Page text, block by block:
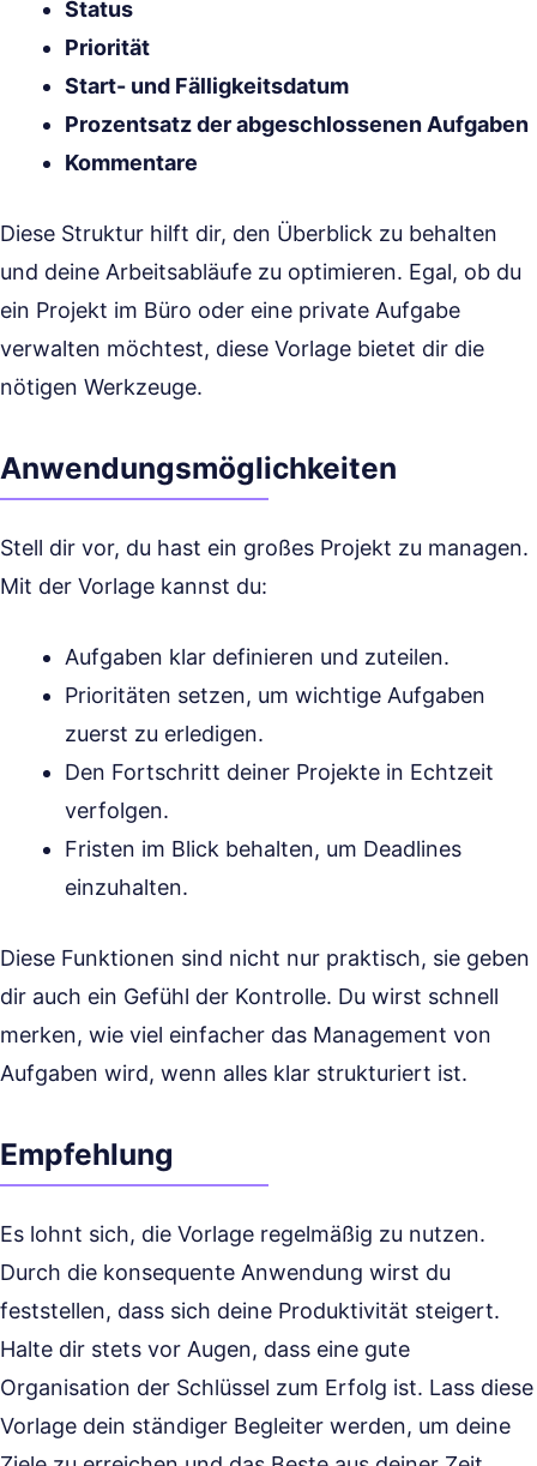
Status
Priorität
Start- und Fälligkeitsdatum
Prozentsatz der abgeschlossenen Aufgaben
Kommentare
Diese Struktur hilft dir, den Überblick zu behalten
und deine Arbeitsabläufe zu optimieren. Egal, ob du
ein Projekt im Büro oder eine private Aufgabe
verwalten möchtest, diese Vorlage bietet dir die
nötigen Werkzeuge.
Anwendungsmöglichkeiten
Stell dir vor, du hast ein großes Projekt zu managen.
Mit der Vorlage kannst du:
Aufgaben klar definieren und zuteilen.
Prioritäten setzen, um wichtige Aufgaben
zuerst zu erledigen.
Den Fortschritt deiner Projekte in Echtzeit
verfolgen.
Fristen im Blick behalten, um Deadlines
einzuhalten.
Diese Funktionen sind nicht nur praktisch, sie geben
dir auch ein Gefühl der Kontrolle. Du wirst schnell
merken, wie viel einfacher das Management von
Aufgaben wird, wenn alles klar strukturiert ist.
Empfehlung
Es lohnt sich, die Vorlage regelmäßig zu nutzen.
Durch die konsequente Anwendung wirst du
feststellen, dass sich deine Produktivität steigert.
Halte dir stets vor Augen, dass eine gute
Organisation der Schlüssel zum Erfolg ist. Lass diese
Vorlage dein ständiger Begleiter werden, um deine